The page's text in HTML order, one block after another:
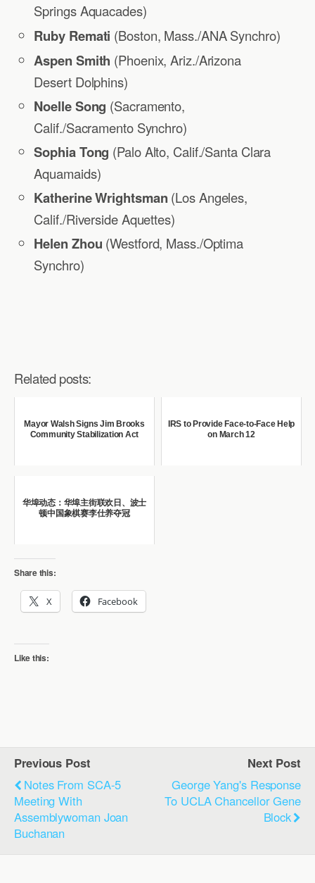
Springs Aquacades)
Ruby Remati (Boston, Mass./ANA Synchro)
Aspen Smith (Phoenix, Ariz./Arizona
Desert Dolphins)
Noelle Song (Sacramento,
Calif./Sacramento Synchro)
Sophia Tong (Palo Alto, Calif./Santa Clara
Aquamaids)
Katherine Wrightsman (Los Angeles,
Calif./Riverside Aquettes)
Helen Zhou (Westford, Mass./Optima
Synchro)
Related posts:
Mayor Walsh Signs Jim Brooks
Community Stabilization Act
IRS to Provide Face-to-Face Help
on March 12
华埠动态：华埠主街联欢日、波士
顿中国象棋赛李仕养夺冠
Share this:
X Facebook
Like this:
Previous Post
Notes From SCA-5
Meeting With
Assemblywoman Joan
Buchanan
Next Post
George Yang's Response
To UCLA Chancellor Gene
Block